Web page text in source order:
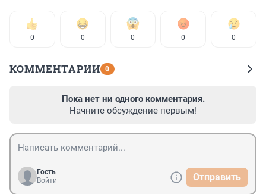
0 0 0 0 0
КОММЕНТАРИИ 0
Пока нет ни одного комментария.
Начните обсуждение первым!
Гость
Войти
Отправить